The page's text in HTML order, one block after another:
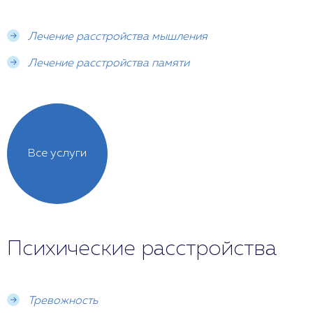
Лечение расстройства мышления
Лечение расстройства памяти
Все услуги
Психические расстройства
Тревожность